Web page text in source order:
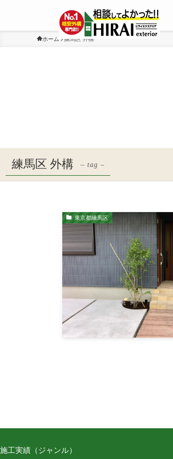
ホーム 練馬区 外構
練馬区 外構 – tag –
東京都練馬区
施工実績（ジャンル）